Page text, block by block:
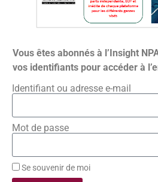
Vous êtes abonnés à l’Insight
vos identifiants pour accéder à
Identifiant ou adresse e-mail
Mot de passe
Se souvenir de moi